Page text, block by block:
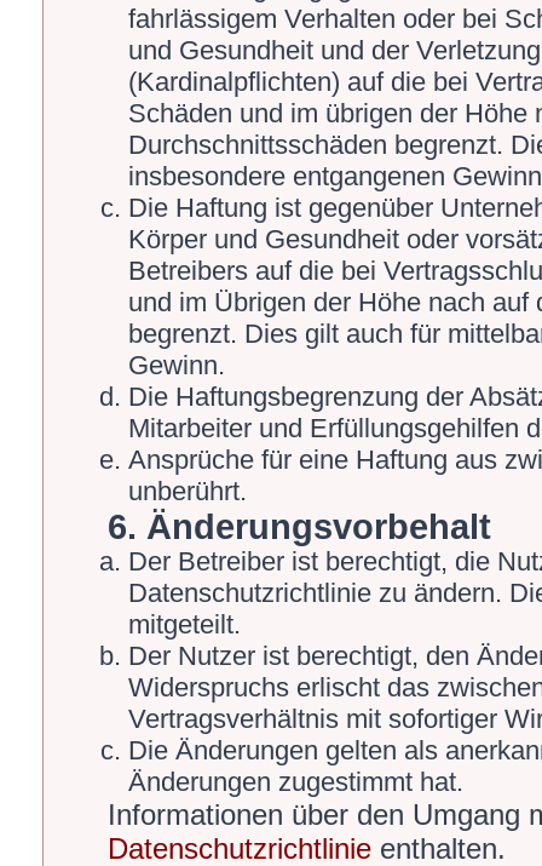
fahrlässigem Verhalten oder bei
und Gesundheit und der
(Kardinalpflichten) auf die bei
Schäden und im übrigen der Höhe
Durchschnittsschäden begrenzt.
insbesondere entgangenen
Die Haftung ist gegenüber
Körper und Gesundheit oder
Betreibers auf die bei
und im Übrigen der Höhe nach
begrenzt. Dies gilt auch für
Gewinn.
Die Haftungsbegrenzung der
Mitarbeiter und Erfüllungsgehilfen
Ansprüche für eine Haftung aus
unberührt.
6. Änderungsvorbehalt
Der Betreiber ist berechtigt, die
Datenschutzrichtlinie zu ändern.
mitgeteilt.
Der Nutzer ist berechtigt, den
Widerspruchs erlischt das
Vertragsverhältnis mit sofortiger
Die Änderungen gelten als
Änderungen zugestimmt hat.
Informationen über den Umgang
Datenschutzrichtlinie enthalten.